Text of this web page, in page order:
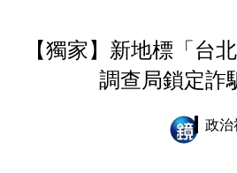
【獨家】新地標「
調查局鎖定詐
政治